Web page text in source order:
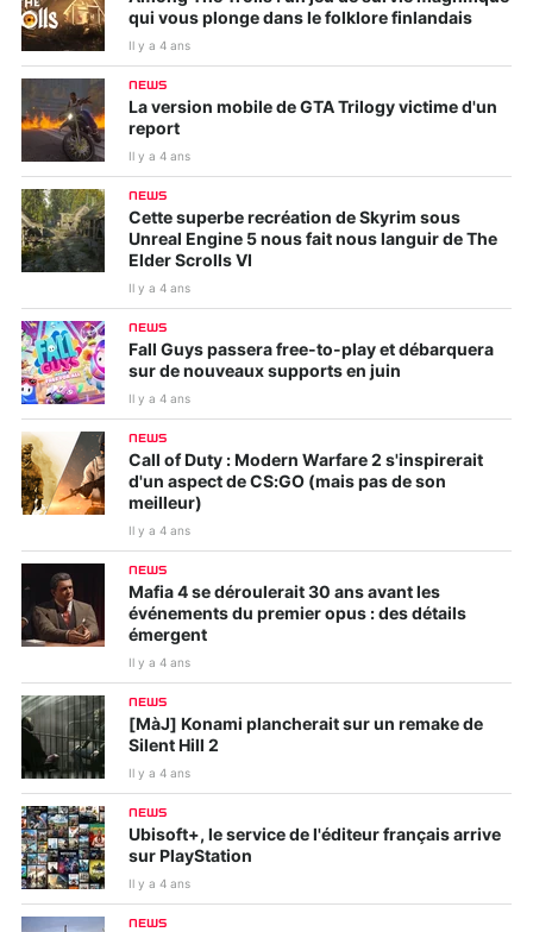
qui vous plonge dans le folklore finlandais
Il y a 4 ans
NEWS
La version mobile de GTA Trilogy victime d'un
report
Il y a 4 ans
NEWS
Cette superbe recréation de Skyrim sous
Unreal Engine 5 nous fait nous languir de The
Elder Scrolls VI
Il y a 4 ans
NEWS
Fall Guys passera free-to-play et débarquera
sur de nouveaux supports en juin
Il y a 4 ans
NEWS
Call of Duty : Modern Warfare 2 s'inspirerait
d'un aspect de CS:GO (mais pas de son
meilleur)
Il y a 4 ans
NEWS
Mafia 4 se déroulerait 30 ans avant les
événements du premier opus : des détails
émergent
Il y a 4 ans
NEWS
[MàJ] Konami plancherait sur un remake de
Silent Hill 2
Il y a 4 ans
NEWS
Ubisoft+, le service de l'éditeur français arrive
sur PlayStation
Il y a 4 ans
NEWS